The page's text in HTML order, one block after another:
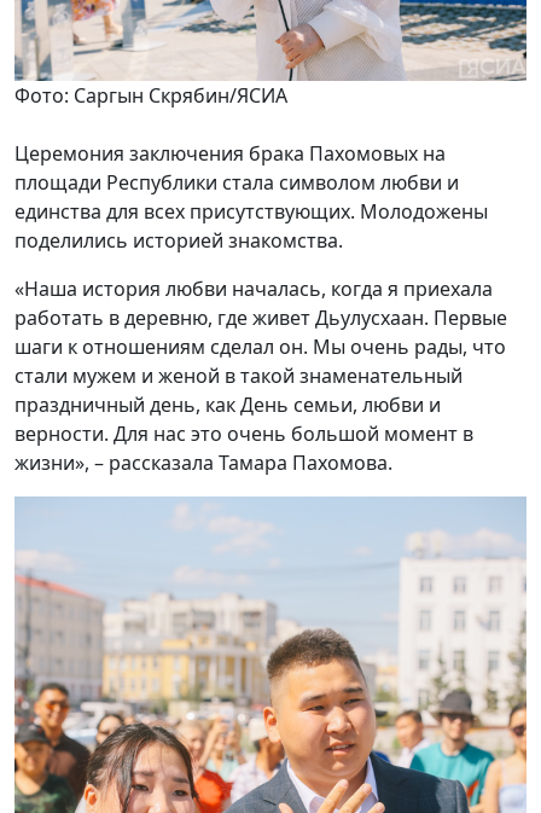
Фото: Саргын Скрябин/ЯСИА
Церемония заключения брака Пахомовых на
площади Республики стала символом любви и
единства для всех присутствующих. Молодожены
поделились историей знакомства.
«Наша история любви началась, когда я приехала
работать в деревню, где живет Дьулусхаан. Первые
шаги к отношениям сделал он. Мы очень рады, что
стали мужем и женой в такой знаменательный
праздничный день, как День семьи, любви и
верности. Для нас это очень большой момент в
жизни», – рассказала Тамара Пахомова.